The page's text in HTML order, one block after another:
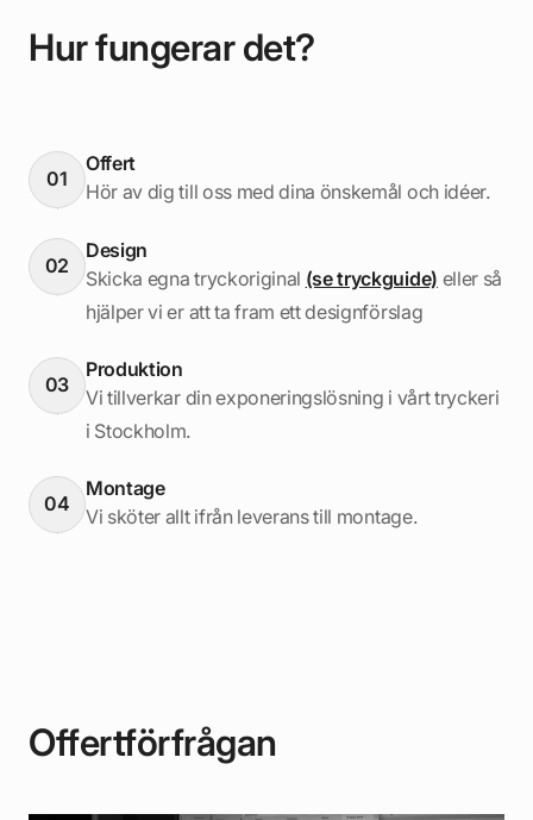
Hur fungerar det?
01
Offert
Hör av dig till oss med dina önskemål och idéer.
02
Design
Skicka egna tryckoriginal (se tryckguide) eller så
hjälper vi er att ta fram ett designförslag
03
Produktion
Vi tillverkar din exponeringslösning i vårt tryckeri
i Stockholm.
04
Montage
Vi sköter allt ifrån leverans till montage.
Offertförfrågan